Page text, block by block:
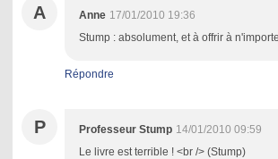
A Anne 17/01/2010 19:36
Stump : absolument, et à offrir à
Répondre
P Professeur Stump 14/01/2010 09:59
Le livre est terrible ! <br /> (Stump)